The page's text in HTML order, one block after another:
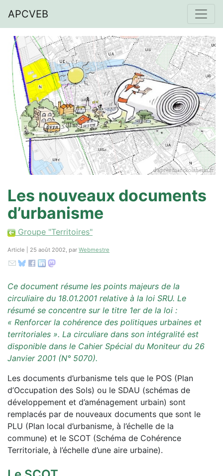
APCVEB
Les nouveaux documents
d’urbanisme
Groupe "Territoires"
Article | 25 août 2002, par Webmestre
Ce document résume les points majeurs de la
circuliaire du 18.01.2001 relative à la loi SRU. Le
résumé se concentre sur le titre 1er de la loi :
« Renforcer la cohérence des politiques urbaines et
territoriales ». La circuliare dans son intégralité est
disponible dans le Cahier Spécial du Moniteur du 26
Janvier 2001 (N° 5070).
Les documents d’urbanisme tels que le POS (Plan
d’Occupation des Sols) ou le SDAU (schémas de
développement et d’aménagement urbain) sont
remplacés par de nouveaux documents que sont le
PLU (Plan local d’urbanisme, à l’échelle de la
commune) et le SCOT (Schéma de Cohérence
Territoriale, à l’échelle d’une aire urbaine).